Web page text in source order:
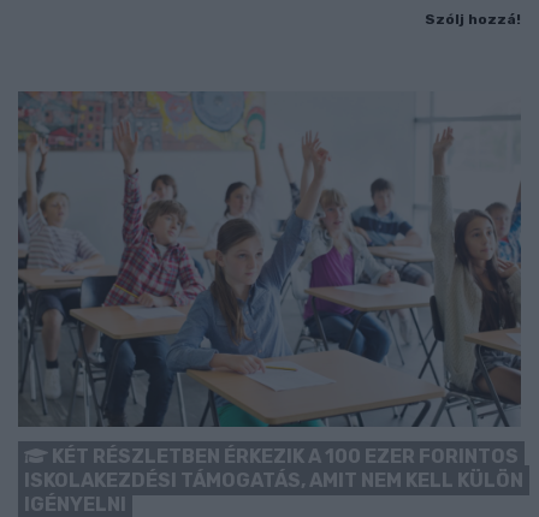
Szólj hozzá!
KÉT RÉSZLETBEN ÉRKEZIK A 100 EZER FORINTOS
ISKOLAKEZDÉSI TÁMOGATÁS, AMIT NEM KELL KÜLÖN
IGÉNYELNI